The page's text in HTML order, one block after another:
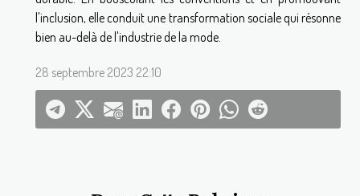
l'inclusion, elle conduit une transformation sociale qui résonne
bien au-delà de l'industrie de la mode.
28 septembre 2023 22:10